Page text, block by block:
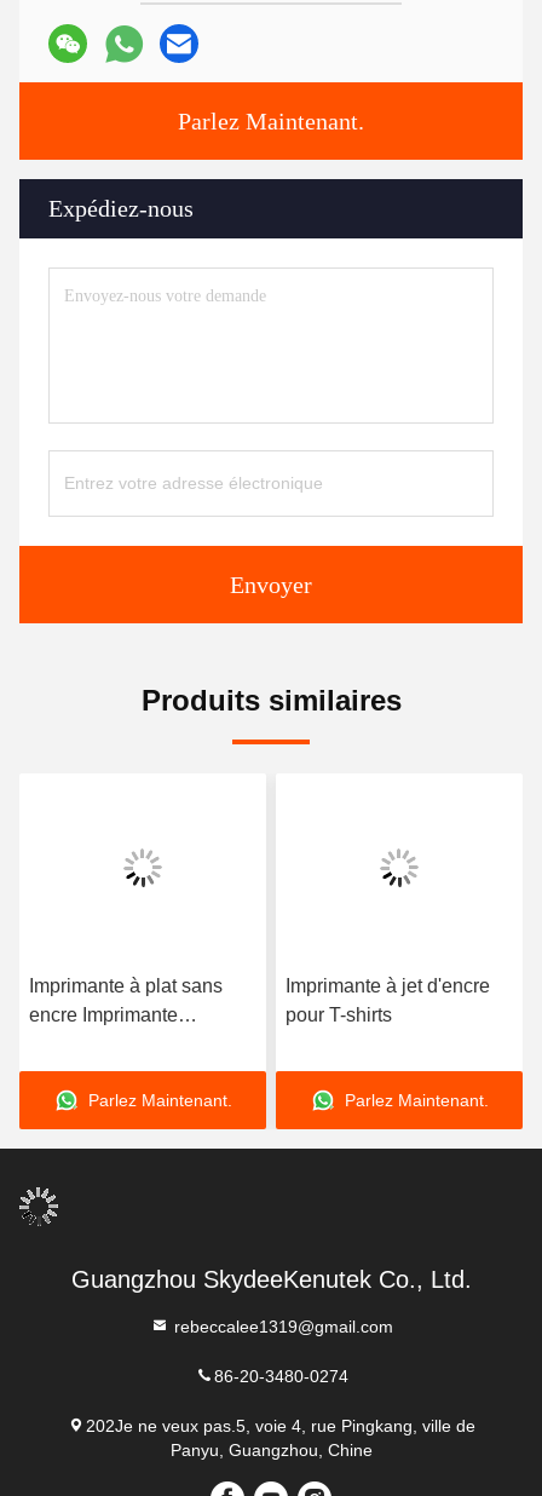
Parlez Maintenant.
Expédiez-nous
Envoyer
Produits similaires
Imprimante à plat sans
encre Imprimante
Parlez Maintenant.
Imprimante à jet d'encre
pour T-shirts
Parlez Maintenant.
Guangzhou SkydeeKenutek Co., Ltd.
rebeccalee1319@gmail.com
86-20-3480-0274
202Je ne veux pas.5, voie 4, rue Pingkang, ville de
Panyu, Guangzhou, Chine